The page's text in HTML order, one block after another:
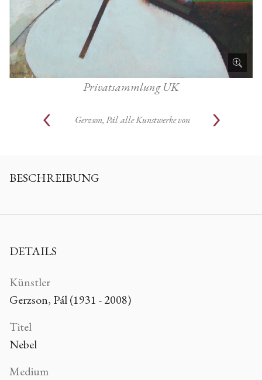
Privatsammlung UK
Gerzson, Pál alle Kunstwerke von
BESCHREIBUNG
DETAILS
Künstler
Gerzson, Pál (1931 - 2008)
Titel
Nebel
Medium